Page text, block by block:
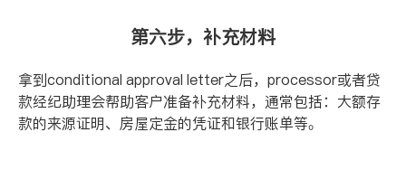
第六步，补充材料
拿到conditional approval letter之后， processor或者贷
款经纪助理会帮助客户准备补充材料，通常包括：大额存
款的来源证明、房屋定金的凭证和银行账单等。